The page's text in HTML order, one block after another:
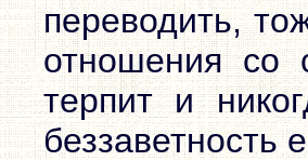
переводить,
отношения со
терпит и
беззаветность